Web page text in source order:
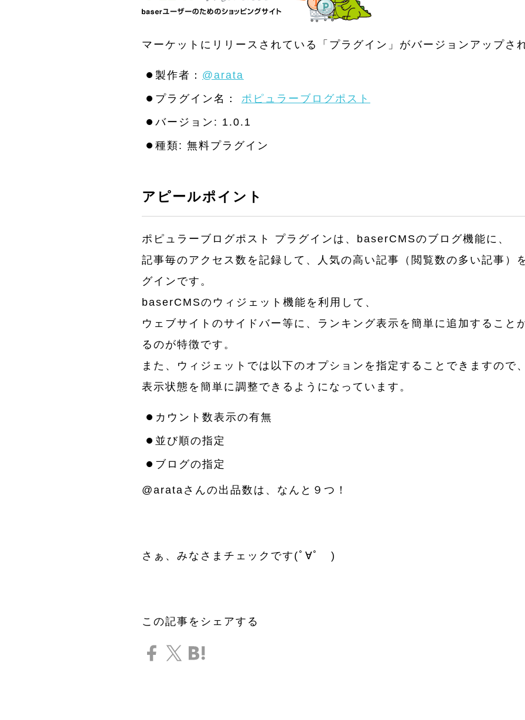
マーケットにリリースされている「プラグイン」がバージョンアップさ
製作者： @arata
プラグイン名： ポピュラーブログポスト
バージョン: 1.0.1
種類: 無料プラグイン
アピールポイント
ポピュラーブログポスト プラグインは、baserCMSのブログ機能に、
記事毎のアクセス数を記録して、人気の高い記事（閲覧数の多い記事）
グインです。
baserCMSのウィジェット機能を利用して、
ウェブサイトのサイドバー等に、ランキング表示を簡単に追加すること
るのが特徴です。
また、ウィジェットでは以下のオプションを指定することできますので、
表示状態を簡単に調整できるようになっています。
カウント数表示の有無
並び順の指定
ブログの指定
@arataさんの出品数は、なんと９つ！
さぁ、みなさまチェックです(ﾟ∀ﾟ )
この記事をシェアする